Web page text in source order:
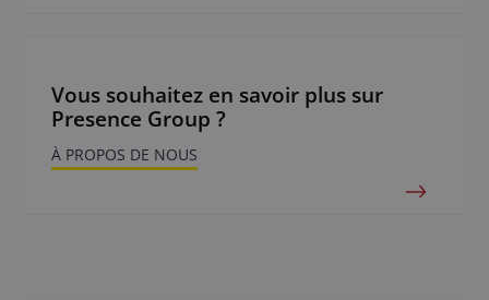
Vous souhaitez en savoir plus sur
Presence Group ?
À PROPOS DE NOUS